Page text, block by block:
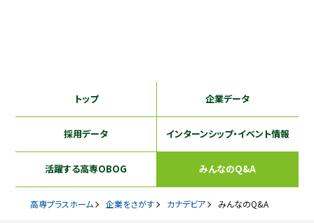
トップ 企業データ
採用データ インターンシップ・イベント情報
活躍する高専OBOG みんなのQ&A
高専プラスホーム 企業をさがす カナデビア みんなのQ&A